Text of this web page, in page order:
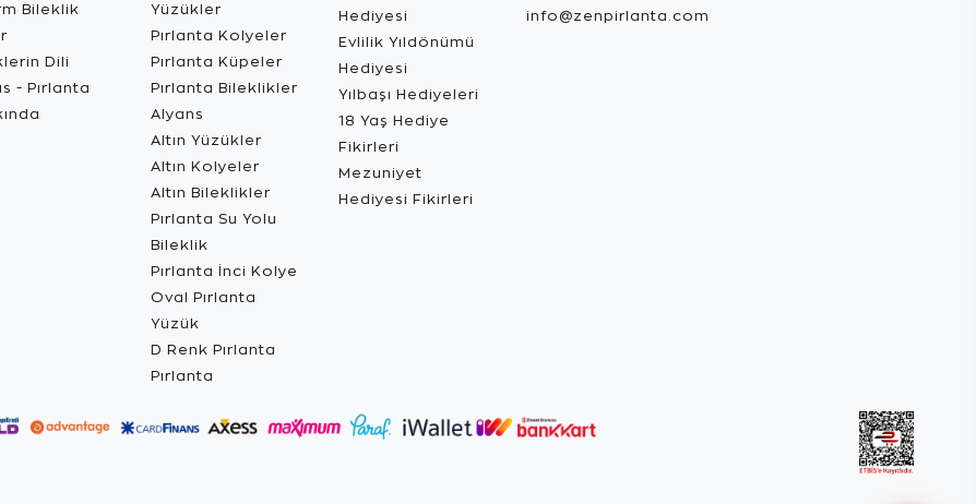
Bileklik
Dili
- Pırlanta
Yüzükler
Pırlanta Kolyeler
Pırlanta Küpeler
Pırlanta Bileklikler
Alyans
Altın Yüzükler
Altın Kolyeler
Altın Bileklikler
Pırlanta Su Yolu
Bileklik
Pırlanta İnci Kolye
Oval Pırlanta
Yüzük
D Renk Pırlanta
Pırlanta
Hediyesi
Evlilik Yıldönümü
Hediyesi
Yılbaşı Hediyeleri
18 Yaş Hediye
Fikirleri
Mezuniyet
Hediyesi Fikirleri
info@zenpirlanta.com